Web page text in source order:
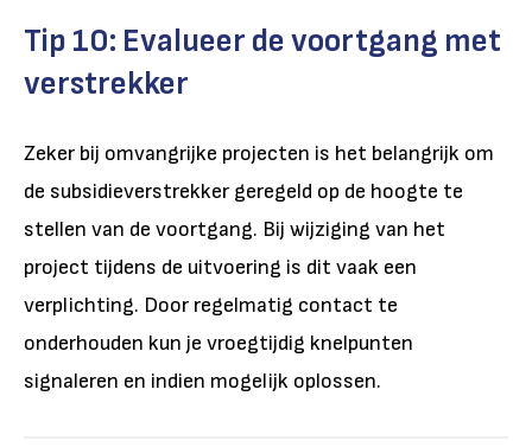
Tip 10: Evalueer de voortgang met
verstrekker
Zeker bij omvangrijke projecten is het belangrijk om
de subsidieverstrekker geregeld op de hoogte te
stellen van de voortgang. Bij wijziging van het
project tijdens de uitvoering is dit vaak een
verplichting. Door regelmatig contact te
onderhouden kun je vroegtijdig knelpunten
signaleren en indien mogelijk oplossen.